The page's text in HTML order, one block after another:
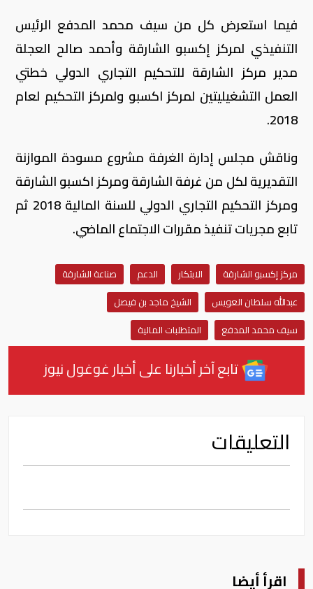
فيما استعرض كل من سيف محمد المدفع الرئيس
التنفيذي لمركز إكسبو الشارقة وأحمد صالح العجلة
مدير مركز الشارقة للتحكيم التجاري الدولي خطتي
العمل التشغيليتين لمركز اكسبو ولمركز التحكيم لعام
2018.
وناقش مجلس إدارة الغرفة مشروع مسودة الموازنة
التقديرية لكل من غرفة الشارقة ومركز اكسبو الشارقة
ومركز التحكيم التجاري الدولي للسنة المالية 2018 ثم
تابع مجريات تنفيذ مقررات الاجتماع الماضي.
مركز إكسبو الشارقة الابتكار الدعم
صناعة الشارقة
عبدالله سلطان العويس
الشيخ ماجد بن فيصل
سيف محمد المدفع
المتطلبات المالية
تابع آخر أخبارنا على أخبار غوغول نيوز
التعليقات
اقرأ أيضا